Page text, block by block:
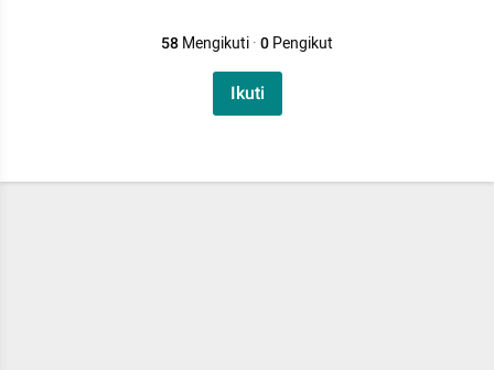
58Mengikuti·0Pengikut
Ikuti